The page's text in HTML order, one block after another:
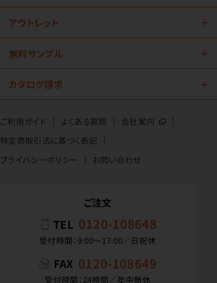
アウトレット
無料サンプル
カタログ請求
ご利用ガイド よくある質問
会社案内
特定商取引法に基づく表記
プライバシーポリシー
お問い合わせ
ご注文
TEL 0120-108648
受付時間：9:00〜17:00／日祝休
FAX 0120-108649
受付時間：24時間／年中無休